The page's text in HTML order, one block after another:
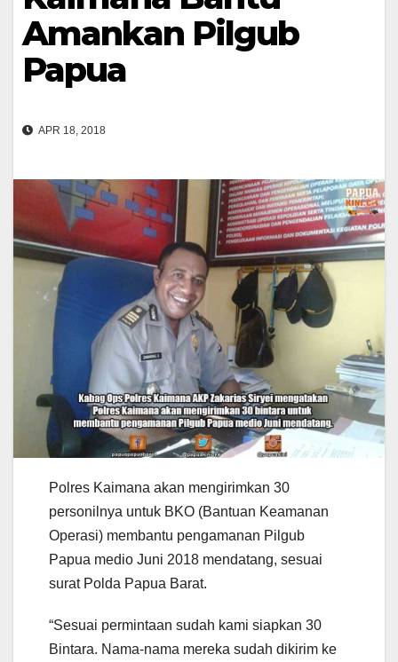
Amankan Pilgub
Papua
APR 18, 2018
Polres Kaimana akan mengirimkan 30
personilnya untuk BKO (Bantuan Keamanan
Operasi) membantu pengamanan Pilgub
Papua medio Juni 2018 mendatang, sesuai
surat Polda Papua Barat.
“Sesuai permintaan sudah kami siapkan 30
Bintara. Nama-nama mereka sudah dikirim ke